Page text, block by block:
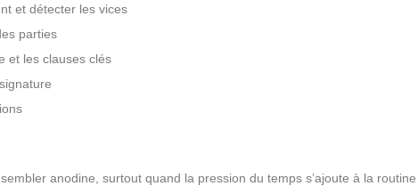
et détecter les vices
parties
et les clauses clés
anodine, surtout quand la pression du temps s’ajoute à la routine